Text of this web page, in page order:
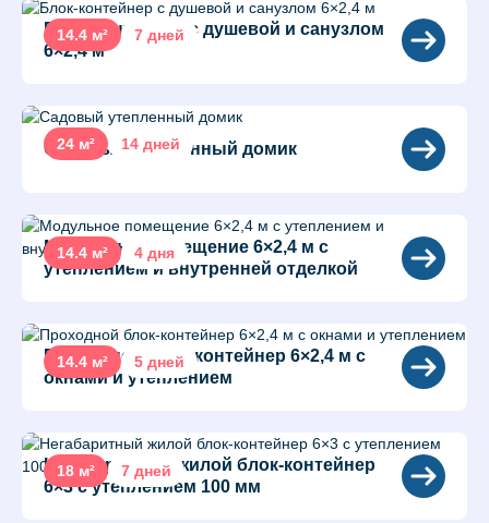
14.4 м² 7 дней
Блок-контейнер с душевой и санузлом
6×2,4 м
24 м² 14 дней
Садовый утепленный домик
14.4 м² 4 дня
Модульное помещение 6×2,4 м с
утеплением и внутренней отделкой
14.4 м² 5 дней
Проходной блок-контейнер 6×2,4 м с
окнами и утеплением
18 м² 7 дней
Негабаритный жилой блок-контейнер
6×3 с утеплением 100 мм